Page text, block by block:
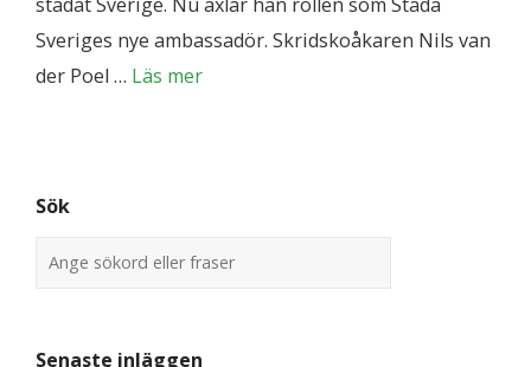
Sveriges nye ambassadör. Skridskoåkaren Nils van
der Poel … Läs mer
Sök
Senaste inläggen